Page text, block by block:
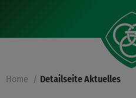
Home Detailseite Aktuelles